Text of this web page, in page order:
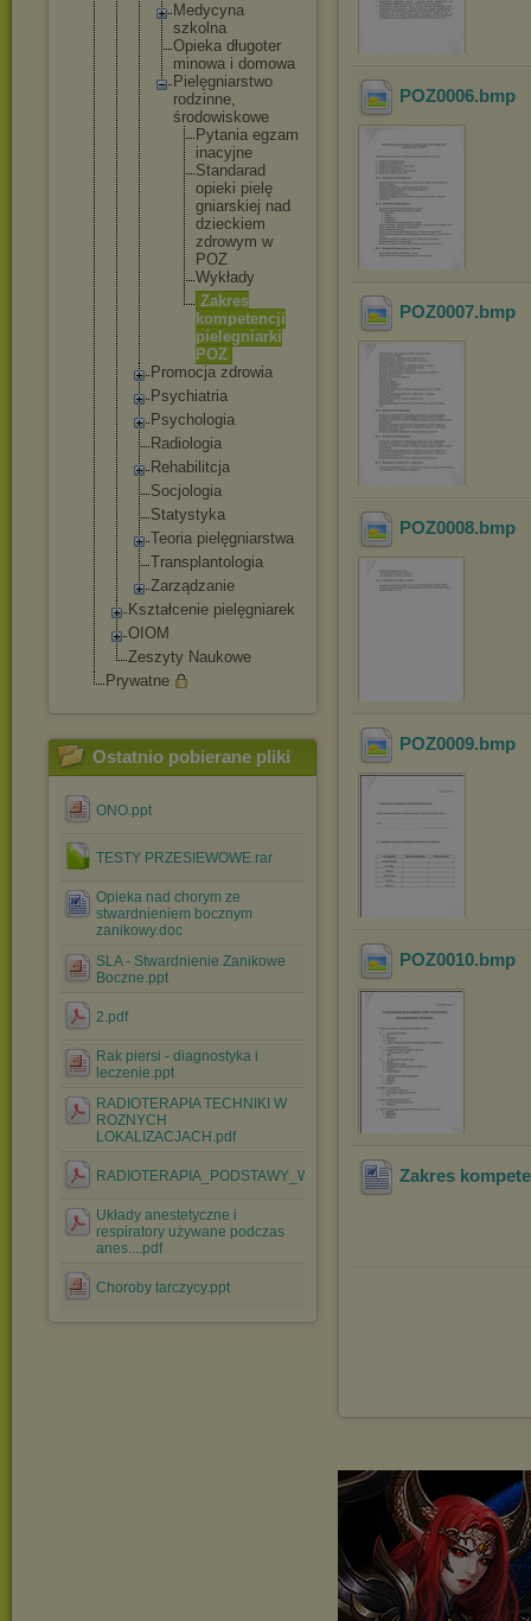
Medycyna
szkolna
Opieka długoter
minowa i domowa
Pielęgniarstwo
rodzinne,
środowis kowe
Pytania egzam
inacyjne
Standarad
opieki pielę
gniarskiej nad
dziec kiem
zdrowym w
POZ
Wykłady
Zakres
kompetencji
pielegniarki
POZ
Promocja zdrowia
Psychiatria
Psychologia
Radiologia
Rehabilitcja
Socjologia
Statystyka
Teoria pielęgniarstwa
Transplanto logia
Zarządzanie
Kształcenie pielęgniarek
OIOM
Zeszyty Naukowe
Prywatne
Ostatnio pobierane pliki
ONO.ppt
TESTY PRZESIEWOWE.rar
Opieka nad chorym ze
stwardnieniem bocznym
zanikowy.doc
SLA - Stwardnienie Zanikowe
Boczne.ppt
2.pdf
Rak piersi - diagnostyka i
leczenie.ppt
RADIOTERAPIA TECHNIKI W
ROZNYCH
LOKALIZACJACH.pdf
RADIOTERAPIA_PODSTAWY_WL.pdf
Układy anestetyczne i
respiratory używane podczas
anes....pdf
Choroby tarczycy.ppt
POZ0006.bmp
POZ0007.bmp
POZ0008.bmp
POZ0009.bmp
POZ0010.bmp
Zakres